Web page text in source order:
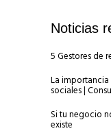
Noticias
5 Gestores de
La
sociales |
Si tu negocio
existe